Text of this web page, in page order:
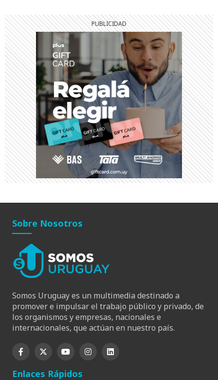
Sobre Nosotros
Somos Uruguay es un multimedia destinado a
promover e impulsar el trabajo público y privado, de
los organismos y empresas, nacionales e
internacionales, que actúan en nuestro país.
Enlaces Rápidos